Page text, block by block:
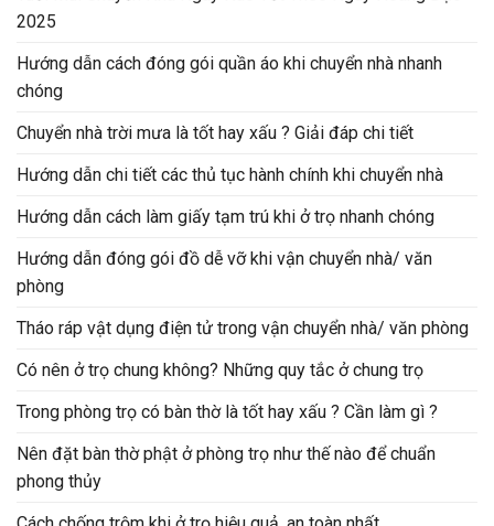
2025
Hướng dẫn cách đóng gói quần áo khi chuyển nhà nhanh
chóng
Chuyển nhà trời mưa là tốt hay xấu ? Giải đáp chi tiết
Hướng dẫn chi tiết các thủ tục hành chính khi chuyển nhà
Hướng dẫn cách làm giấy tạm trú khi ở trọ nhanh chóng
Hướng dẫn đóng gói đồ dễ vỡ khi vận chuyển nhà/ văn
phòng
Tháo ráp vật dụng điện tử trong vận chuyển nhà/ văn phòng
Có nên ở trọ chung không? Những quy tắc ở chung trọ
Trong phòng trọ có bàn thờ là tốt hay xấu ? Cần làm gì ?
Nên đặt bàn thờ phật ở phòng trọ như thế nào để chuẩn
phong thủy